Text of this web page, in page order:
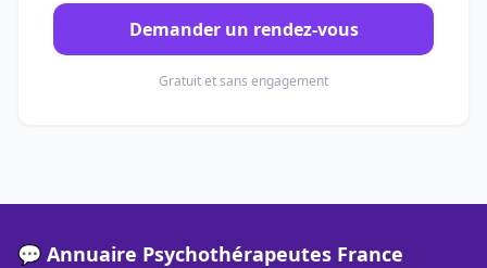
Demander un rendez-vous
Gratuit et sans engagement
💬 Annuaire Psychothérapeutes France